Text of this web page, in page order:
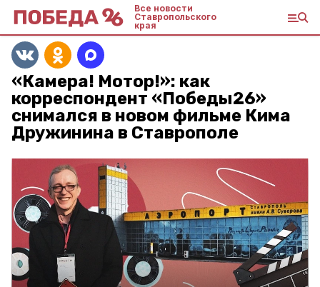
Все новости
Ставропольского
края
«Камера! Мотор!»: как
корреспондент «Победы26»
снимался в новом фильме Кима
Дружинина в Ставрополе